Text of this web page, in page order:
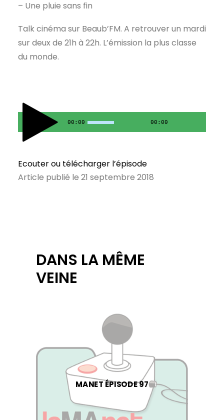
– Une pluie sans fin
Talk cinéma sur Beaub’FM. A retrouver un mardi
sur deux de 21h à 22h. L’émission la plus classe
du monde.
00:00 00:00
Ecouter ou télécharger l’épisode
Article publié le 21 septembre 2018
DANS LA MÊME
VEINE
MANET ÉPISODE 97